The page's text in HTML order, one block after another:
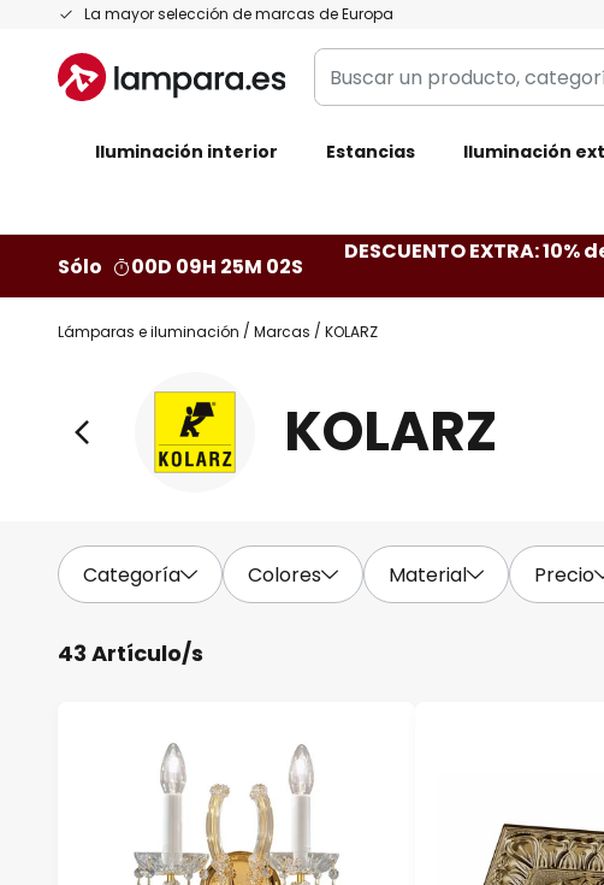
La mayor selección de marcas de Europa
Ir
contenido
Buscar
un
categoría,
Iluminación interior Estancias Iluminación
Sólo 00D 09H 25M 01S
DESCUENTO EXTRA:
Lámparas e iluminación Marcas KOLARZ
KOLARZ
Categoría Colores Material Precio
43 Artículo/s